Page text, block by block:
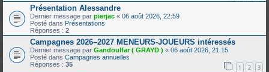
Présentation Alessandre
Dernier message par pierjac « 06 août 2026, 22:59
Posté dans Présentations
Réponses : 2
Campagnes 2026–2027 MENEURS-JOUEURS intéressés
Dernier message par Gandoulfar ( GRAYD ) « 06 août 2026, 21:15
Posté dans Campagnes annuelles
Réponses : 35 1 2 3